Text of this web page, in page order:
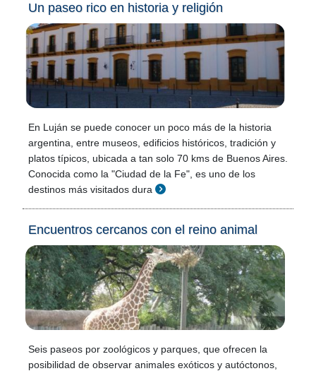
Un paseo rico en historia y religión
En Luján se puede conocer un poco más de la historia
argentina, entre museos, edificios históricos, tradición y
platos típicos, ubicada a tan solo 70 kms de Buenos Aires.
Conocida como la "Ciudad de la Fe", es uno de los
destinos más visitados dura
Encuentros cercanos con el reino animal
Seis paseos por zoológicos y parques, que ofrecen la
posibilidad de observar animales exóticos y autóctonos,